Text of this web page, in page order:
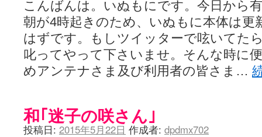
こんばんは。いぬもにです。今日から
朝が4時起きのため、いぬもに本体は更
はずです。もしツイッターで呟いてた
叱ってやって下さいませ。そんな時に
めアンテナさま及び利用者の皆さま…
和｢迷子の咲さん｣
投稿日: 2015年5月22日 作成者: dpdmx702